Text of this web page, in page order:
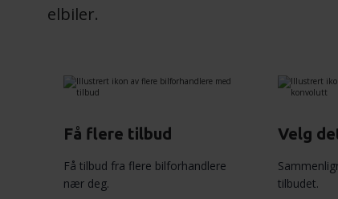
elbiler.
Få flere tilbud
Få tilbud fra flere bilforhandlere
nær deg.
Velg
tilbudet.